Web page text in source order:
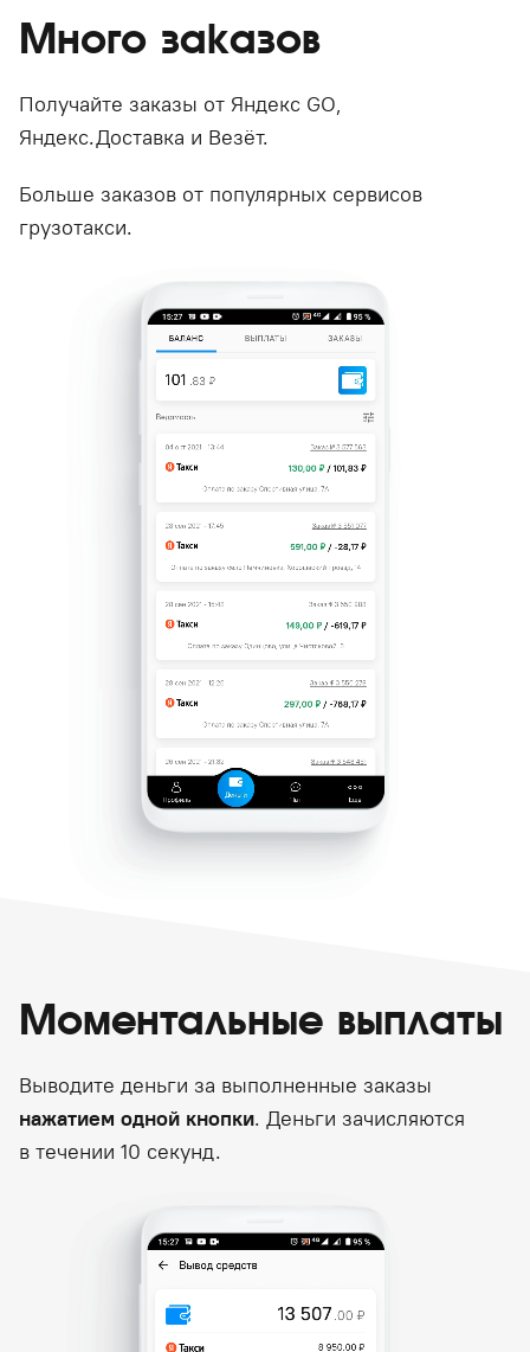
Много заказов
Получайте заказы от Яндекс GO,
Яндекс.Доставка и Везёт.
Больше заказов от популярных сервисов
грузотакси.
Моментальные выплаты
Выводите деньги за выполненные заказы
нажатием одной кнопки. Деньги зачисляются
в течении 10 секунд.